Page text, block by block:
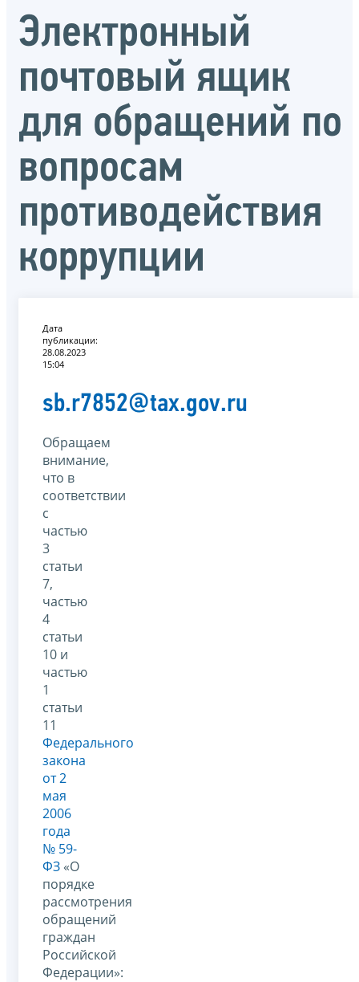
Электронный
почтовый ящик
для обращений по
вопросам
противодействия
коррупции
Дата
публикации:
28.08.2023
15:04
sb.r7852@tax.gov.ru
Обращаем
внимание,
что в
соответствии
с
частью
3
статьи
7,
частью
4
статьи
10 и
частью
1
статьи
11
Федерального
закона
от 2
мая
2006
года
№ 59-
ФЗ «О
порядке
рассмотрения
обращений
граждан
Российской
Федерации»: